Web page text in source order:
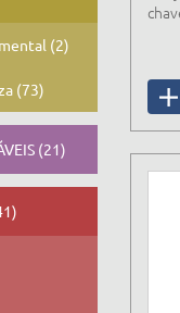
(2)
(73)
(21)